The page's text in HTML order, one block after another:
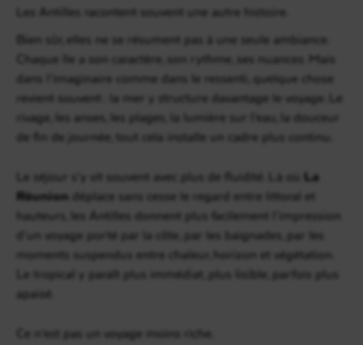
Les Antilles racontent souvent une autre histoire.
Bien sûr, elles ne se résument pas à une seule ambiance.
Chaque île a son caractère, son rythme, ses nuances. Mais
dans l’imaginaire comme dans le ressenti, quelque chose
revient souvent : la mer y structure davantage le voyage. Le
rivage, les anses, les plages, la lumière sur l’eau, la douceur
de fin de journée, tout cela installe un cadre plus continu.
Le séjour s’y vit souvent avec plus de fluidité. Là où La
Réunion déplace sans cesse le regard entre littoral et
hauteurs, les Antilles donnent plus facilement l’impression
d’un voyage porté par la côte, par les baignades, par les
moments suspendus entre chaleur, horizon et végétation.
Le tropical y paraît plus immédiat, plus lisible, parfois plus
apaisé.
Ce n’est pas un voyage moins riche.